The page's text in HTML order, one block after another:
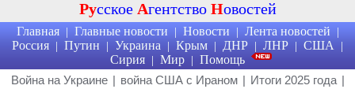
Русское Агентство Новостей
Главная | Главные новости | Новости | Лента новостей |
Россия | Путин | Украина | Крым | ДНР | ЛНР | США |
Сирия | Мир | Помощь
Война на Украине | война США с Ираном | Итоги 2025 года |